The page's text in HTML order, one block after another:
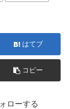
はてブ
コピー
ローする